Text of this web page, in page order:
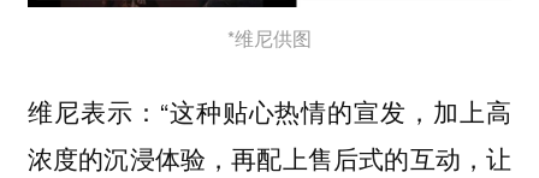
*维尼供图
维尼表示：“这种贴心热情的宣发，加上高
浓度的沉浸体验，再配上售后式的互动，让